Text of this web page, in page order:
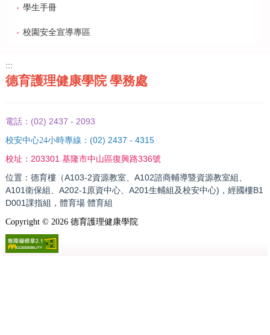
學生手冊
校園安全宣導專區
:::
德育護理健康學院 學務處
電話： (02) 2437 - 2093
校安中心24小時專線： (02) 2437 - 4315
校址： 203301 基隆市中山區復興路336號
位置：德育樓（A103-2資源教室、A102諮商輔導暨資源教室組、
A101衛保組、A202-1原資中心、A201生輔組及校安中心)，經國樓B1
D001課指組，體育場 體育組
Copyright © 2026德育護理健康學院